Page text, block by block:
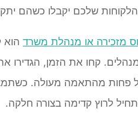
שלכם יקבלו כשהם
מזכירה או מנהלת משרד הוא
קחו את הזמן, הגדירו
פחות מהתאמה מעולה.
לרוץ קדימה בצורה חלקה.